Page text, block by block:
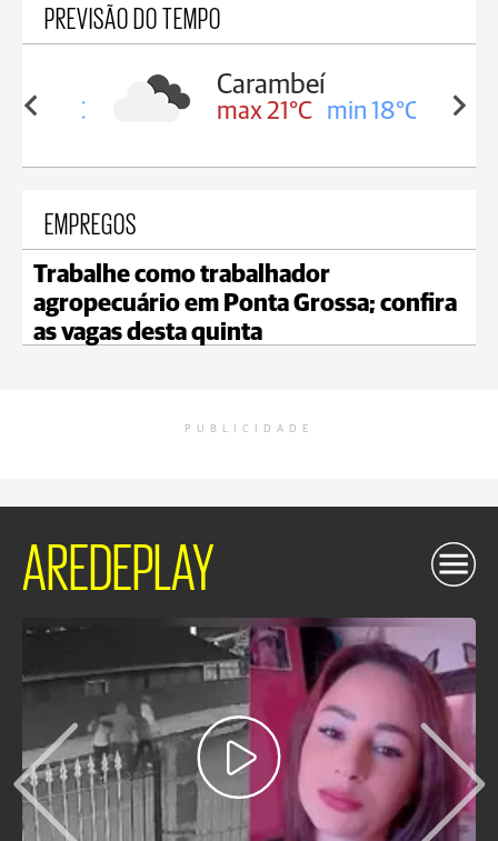
PREVISÃO DO TEMPO
19°C
Carambeí
max 21°C min 18°C
EMPREGOS
Trabalhe como trabalhador
agropecuário em Ponta Grossa; confira
as vagas desta quinta
PUBLICIDADE
AREDEPLAY